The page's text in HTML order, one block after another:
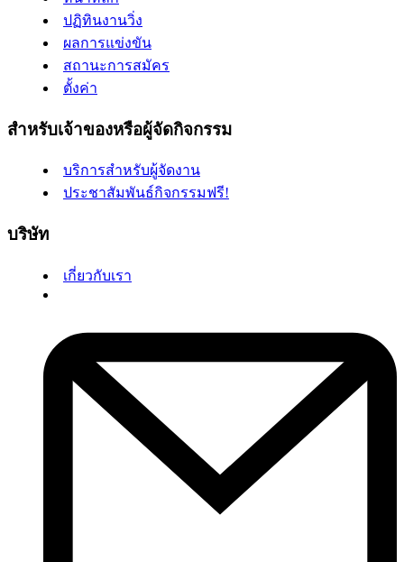
ปฏิทินงานวิ่ง
ผลการแข่งขัน
สถานะการสมัคร
ตั้งค่า
สำหรับเจ้าของหรือผู้จัดกิจกรรม
บริการสำหรับผู้จัดงาน
ประชาสัมพันธ์กิจกรรมฟรี!
บริษัท
เกี่ยวกับเรา